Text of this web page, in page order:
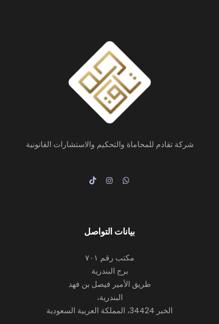
شركة تقادم للمحاماة والتحكيم والاستشارات القانونية
بيانات التواصل
مكتب رقم ٧٠١
برج البندرية
طريق الأمير فيصل بن فهد
البندرية،
الخبر 34424، المملكة العربية السعودية